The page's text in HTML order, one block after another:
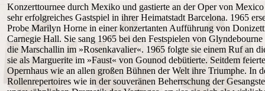
Konzerttournee durch Mexiko und gastierte an der Oper von
sehr erfolgreiches Gastspiel in ihrer Heimatstadt Barcelona. 1965
Probe Marilyn Horne in einer konzertanten Aufführung von
Carnegie Hall. Sie sang 1965 bei den Festspielen von
die Marschallin im »Rosenkavalier«. 1965 folgte sie einem Ruf an
sie als Marguerite im »Faust« von Gounod debütierte. Seitdem
Opernhaus wie an allen großen Bühnen der Welt ihre Triumphe. In
Rollenrepertoires wie in der souveränen Beherrschung der